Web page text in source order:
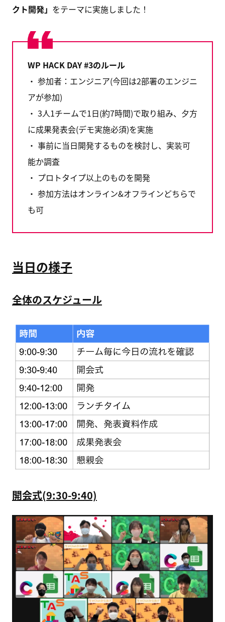
クト開発」 をテーマに実施しました！
WP HACK DAY #3のルール
・ 参加者：エンジニア(今回は2部署のエンジニ
アが参加)
・ 3人1チームで1日(約7時間)で取り組み、夕方
に成果発表会(デモ実施必須)を実施
・ 事前に当日開発するものを検討し、実装可
能か調査
・ プロトタイプ以上のものを開発
・ 参加方法はオンライン&オフラインどちらで
も可
当日の様子
全体のスケジュール
開会式(9:30-9:40)